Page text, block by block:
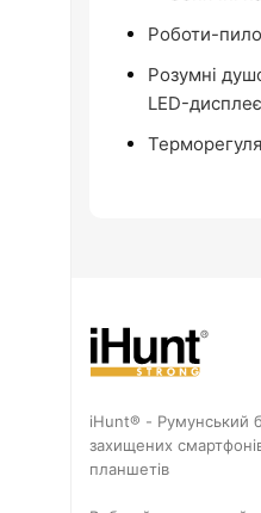
Роботи-
Розумні
LED-
iHunt® - Румунський
захищених
планшетів